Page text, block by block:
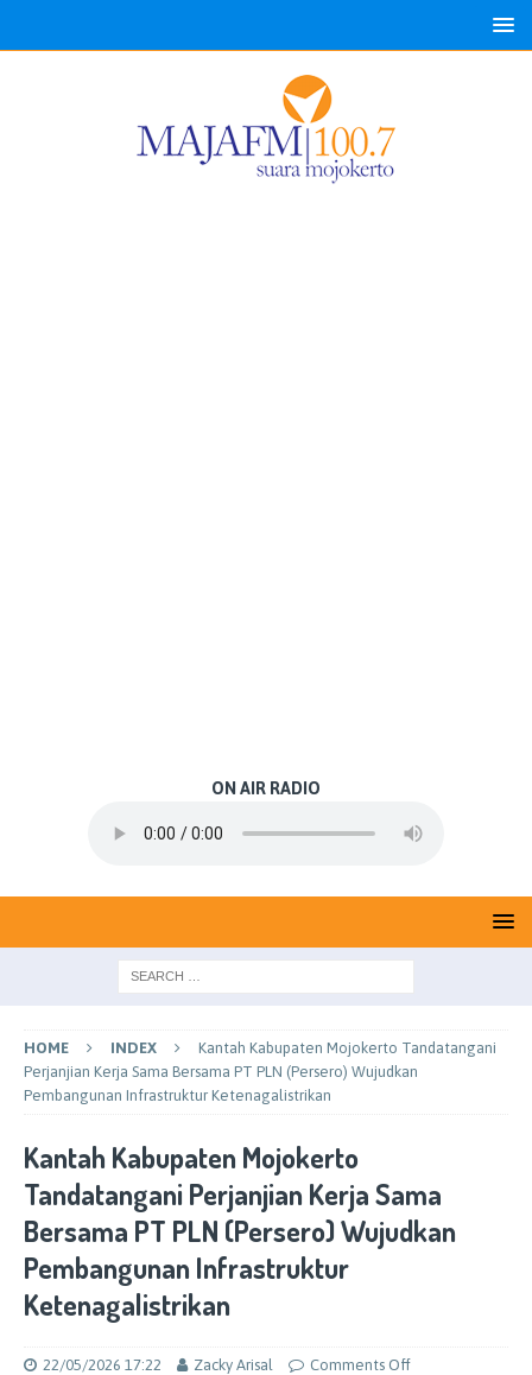
ON AIR RADIO
HOME INDEX
Kantah Kabupaten Mojokerto Tandatangani
Perjanjian Kerja Sama Bersama PT PLN (Persero) Wujudkan
Pembangunan Infrastruktur Ketenagalistrikan
Kantah Kabupaten Mojokerto
Tandatangani Perjanjian Kerja Sama
Bersama PT PLN (Persero) Wujudkan
Pembangunan Infrastruktur
Ketenagalistrikan
22/05/2026 17:22 Zacky Arisal Comments Off